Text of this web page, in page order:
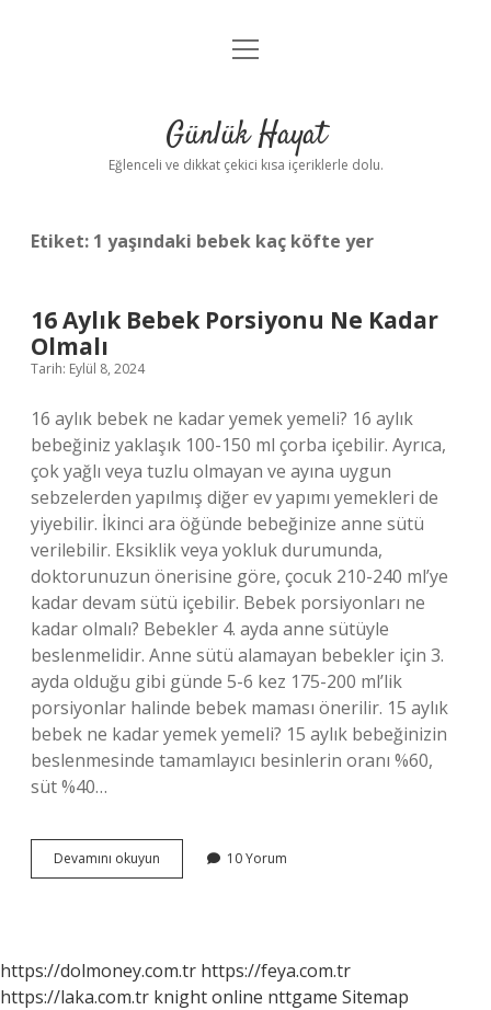
Anasayfa
Yasal Uyarı
menüyü
Günlük Hayat
Eğlenceli ve dikkat çekici kısa içeriklerle dolu.
Etiket: 1 yaşındaki bebek kaç köfte yer
16 Aylık Bebek Porsiyonu Ne Kadar
Olmalı
Tarih: Eylül 8, 2024
16 aylık bebek ne kadar yemek yemeli? 16 aylık
bebeğiniz yaklaşık 100-150 ml çorba içebilir. Ayrıca,
çok yağlı veya tuzlu olmayan ve ayına uygun
sebzelerden yapılmış diğer ev yapımı yemekleri de
yiyebilir. İkinci ara öğünde bebeğinize anne sütü
verilebilir. Eksiklik veya yokluk durumunda,
doktorunuzun önerisine göre, çocuk 210-240 ml’ye
kadar devam sütü içebilir. Bebek porsiyonları ne
kadar olmalı? Bebekler 4. ayda anne sütüyle
beslenmelidir. Anne sütü alamayan bebekler için 3.
ayda olduğu gibi günde 5-6 kez 175-200 ml’lik
porsiyonlar halinde bebek maması önerilir. 15 aylık
bebek ne kadar yemek yemeli? 15 aylık bebeğinizin
beslenmesinde tamamlayıcı besinlerin oranı %60,
süt %40…
Devamını okuyun
Aylık
Olmalı
10 Yorum
https://dolmoney.com.tr https://feya.com.tr
https://laka.com.tr knight online nttgame Sitemap